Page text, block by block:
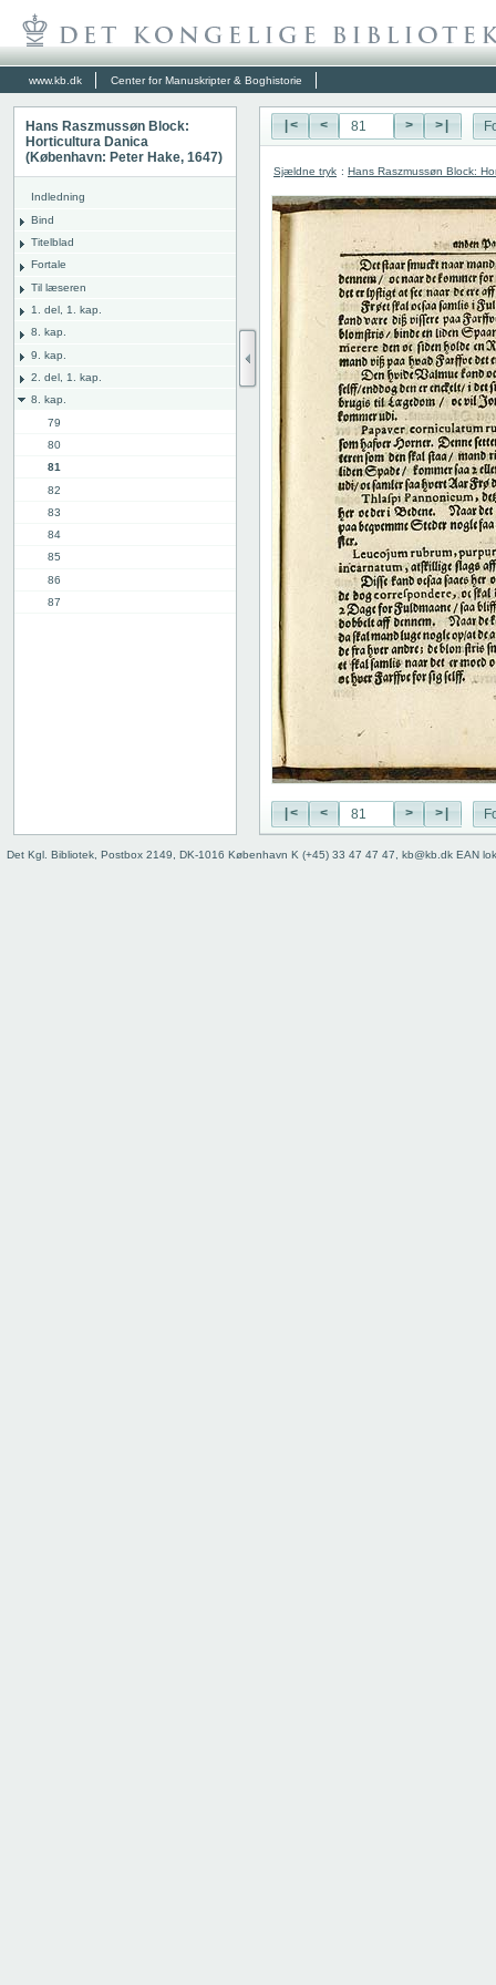
www.kb.dk Center for Manuskripter & Boghistorie
Hans Raszmussøn Block:
Horticultura Danica
(København: Peter Hake, 1647)
Indledning
Bind
Titelblad
Fortale
Til læseren
1. del, 1. kap.
8. kap.
9. kap.
2. del, 1. kap.
8. kap.
79
80
81
82
83
84
85
86
87
|< < > >|
Sjældne tryk : Hans Raszmussøn Block:
|< < > >|
Det Kgl. Bibliotek, Postbox 2149, DK-1016 København K (+45) 33 47 47 47, kb@kb.dk EAN